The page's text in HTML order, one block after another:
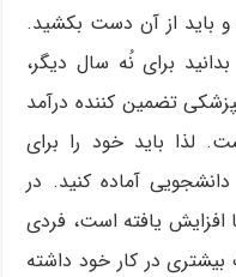
باید از آن دست بکشید.
برای نُه سال دیگر،
تضمین کننده درآمد
لذا باید خود را برای
آماده کنید. در
افزایش یافته است، فردی
در کار خود داشته